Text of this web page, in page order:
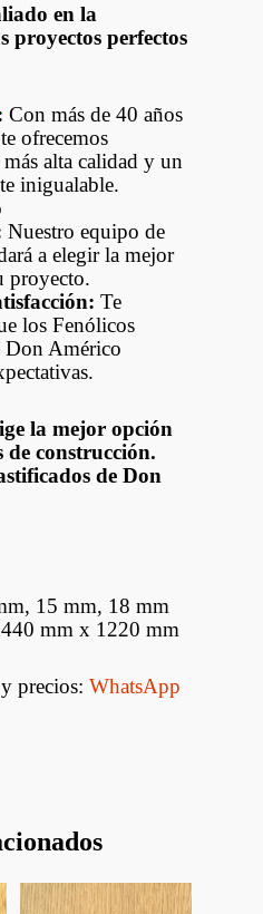
en la
proyectos perfectos
Con más de 40 años
ofrecemos
alta calidad y un
inigualable.
Nuestro equipo de
a elegir la mejor
proyecto.
Te
los Fenólicos
Don Américo
la mejor opción
de construcción.
de Don
15 mm, 18 mm
mm x 1220 mm
precios: WhatsApp